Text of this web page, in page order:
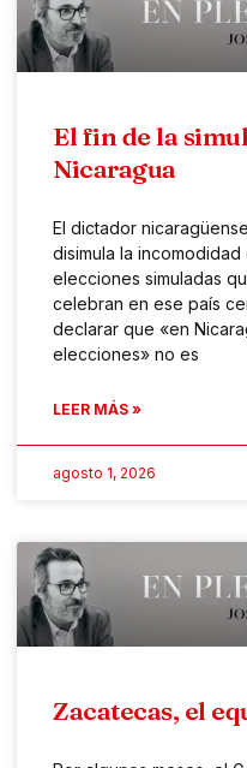
El fin de la
Nicaragua
El dictador
disimula la
elecciones simuladas
celebran en ese país
declarar que «en
elecciones» no es
LEER MÁS »
agosto 1, 2026
Zacatecas, el